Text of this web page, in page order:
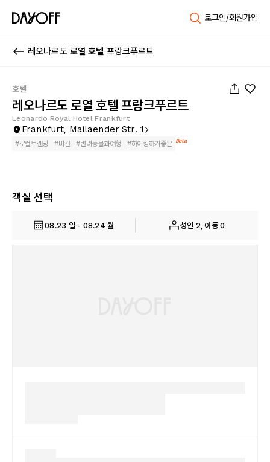
로그인/회원가입
레오나르도 로열 호텔 프랑크푸르트
호텔
레오나르도 로열 호텔 프랑크푸르트
Leonardo Royal Hotel Frankfurt
Frankfurt, Mailaender Str. 1
#로컬브랜딩 #비건 #반려동물과여행 #하이킹하기좋은 Beta
객실 선택
08.23 일 - 08.24 월 성인 2, 아동 0